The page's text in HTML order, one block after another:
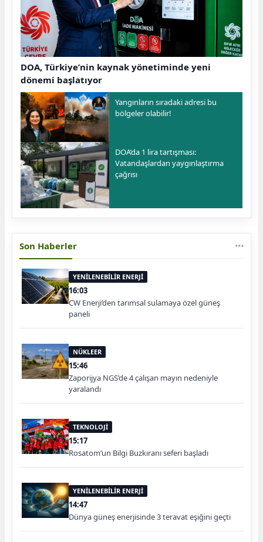
DOA, Türkiye’nin kaynak yönetiminde yeni
dönemi başlatıyor
Yangınların sıradaki adresi bu
bölgeler olabilir!
DOA’da 1 lira tartışması:
Vatandaşlardan yaygınlaştırma
çağrısı
Son Haberler
YENİLENEBİLİR ENERJİ
16:03
CW Enerji’den tarımsal sulamaya özel güneş
paneli
NÜKLEER
15:46
Zaporijya NGS’de 4 çalışan mayın nedeniyle
yaralandı
TEKNOLOJİ
15:17
Rosatom’un Bilgi Buzkıranı seferi başladı
YENİLENEBİLİR ENERJİ
14:47
Dünya güneş enerjisinde 3 teravat eşiğini geçti